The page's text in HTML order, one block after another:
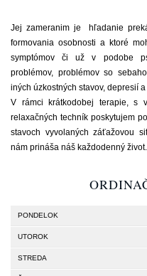
Jej zameranim je hľadanie
formovania osobnosti a ktoré
symptómov či už v podobe
problémov, problémov so
iných úzkostných stavov, depresií
V rámci krátkodobej terapie, s
relaxačných techník poskytujem
stavoch vyvolaných záťažovou
nám prináša náš každodenný život.
PONDELOK
UTOROK
STREDA